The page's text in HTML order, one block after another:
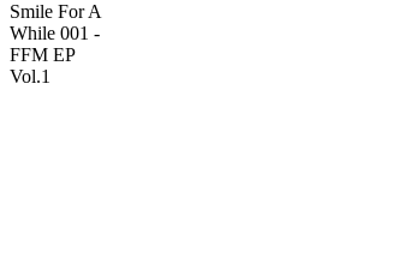
001)
Smile For A
While 001 -
FFM EP
Vol.1